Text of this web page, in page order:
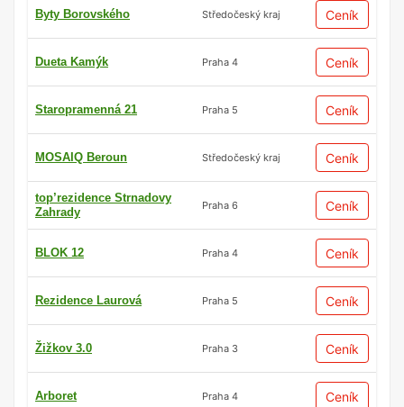
Byty Borovského Středočeský kraj Ceník
Dueta Kamýk Praha 4 Ceník
Staropramenná 21 Praha 5 Ceník
MOSAIQ Beroun Středočeský kraj Ceník
top’rezidence Strnadovy
Zahrady
Praha 6 Ceník
BLOK 12 Praha 4 Ceník
Rezidence Laurová Praha 5 Ceník
Žižkov 3.0 Praha 3 Ceník
Arboret Praha 4 Ceník